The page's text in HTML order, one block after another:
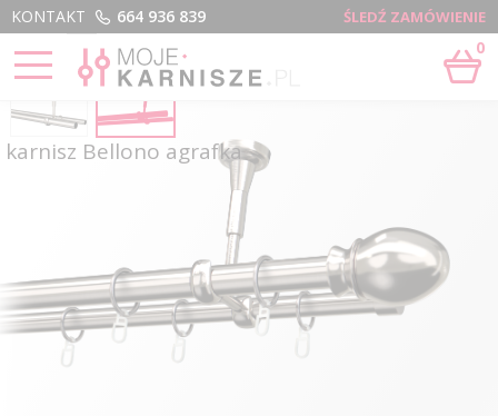
Menu
KONTAKT ŚLEDŹ ZAMÓWIENIE
664 936 839
0
karnisz Bellono agrafka